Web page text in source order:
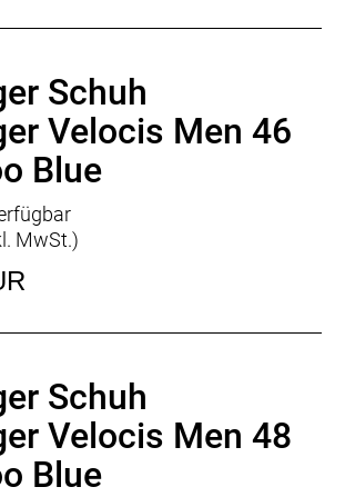
Schuh
Velocis Men 46
Blue
MwSt.)
Schuh
Velocis Men 48
Blue